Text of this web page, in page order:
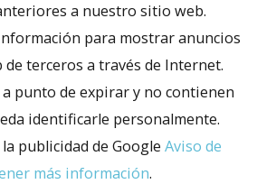
a nuestro sitio web.
para mostrar anuncios
terceros a través de Internet.
punto de expirar y no contienen
identificarle personalmente.
publicidad de Google Aviso de
más información.